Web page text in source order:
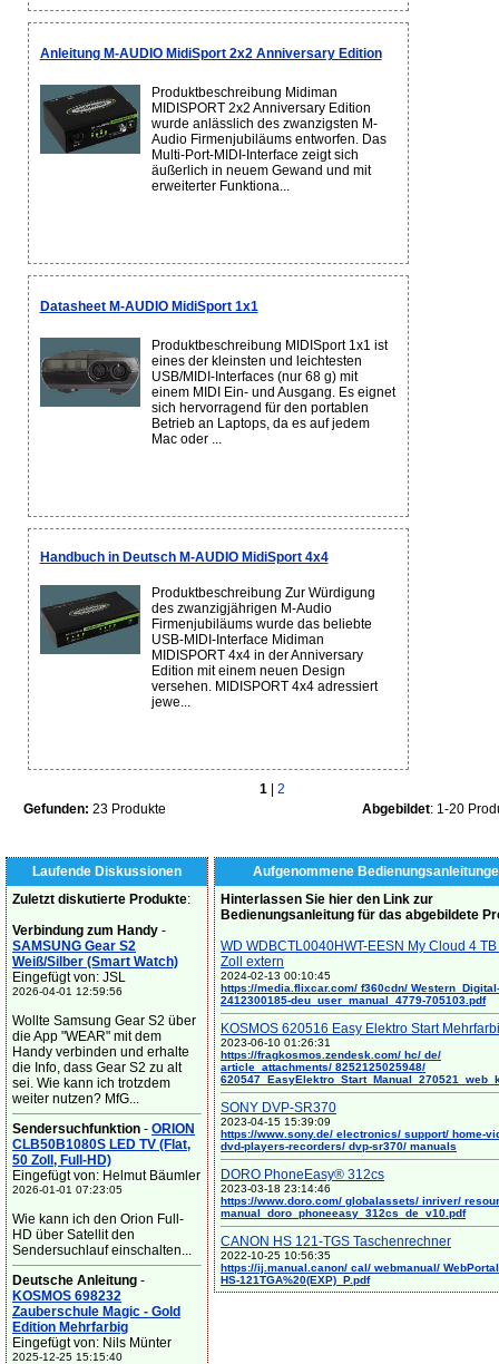
Anleitung M-AUDIO MidiSport 2x2 Anniversary Edition
Produktbeschreibung Midiman
MIDISPORT 2x2 Anniversary Edition
wurde anlässlich des zwanzigsten M-
Audio Firmenjubiläums entworfen. Das
Multi-Port-MIDI-Interface zeigt sich
äußerlich in neuem Gewand und mit
erweiterter Funktiona...
Datasheet M-AUDIO MidiSport 1x1
Produktbeschreibung MIDISport 1x1 ist
eines der kleinsten und leichtesten
USB/MIDI-Interfaces (nur 68 g) mit
einem MIDI Ein- und Ausgang. Es eignet
sich hervorragend für den portablen
Betrieb an Laptops, da es auf jedem
Mac oder ...
Handbuch in Deutsch M-AUDIO MidiSport 4x4
Produktbeschreibung Zur Würdigung
des zwanzigjährigen M-Audio
Firmenjubiläums wurde das beliebte
USB-MIDI-Interface Midiman
MIDISPORT 4x4 in der Anniversary
Edition mit einem neuen Design
versehen. MIDISPORT 4x4 adressiert
jewe...
1
2
Gefunden: 23 Produkte Abgebildet: 1-20
Laufende Diskussionen
Zuletzt diskutierte Produkte:
Verbindung zum Handy -
SAMSUNG Gear S2
Weiß/Silber (Smart Watch)
Eingefügt von: JSL
2026-04-01 12:59:56
Wollte Samsung Gear S2 über
die App "WEAR" mit dem
Handy verbinden und erhalte
die Info, dass Gear S2 zu alt
sei. Wie kann ich trotzdem
weiter nutzen? MfG...
Sendersuchfunktion - ORION
CLB50B1080S LED TV (Flat,
50 Zoll, Full-HD)
Eingefügt von: Helmut Bäumler
2026-01-01 07:23:05
Wie kann ich den Orion Full-
HD über Satellit den
Sendersuchlauf einschalten...
Deutsche Anleitung -
KOSMOS 698232
Zauberschule Magic - Gold
Edition Mehrfarbig
Eingefügt von: Nils Münter
2025-12-25 15:15:40
Aufgenommene
Hinterlassen Sie hier den Link zur
Bedienungsanleitung für das abgebildete
WD WDBCTL0040HWT-EESN My Cloud 4
Zoll extern
2024-02-13 00:10:45
https://media.flixcar.com/ f360cdn/ Western_Digital-
2412300185-deu_user_manual_4779-705103.pdf
KOSMOS 620516 Easy Elektro Start
2023-06-10 01:26:31
https://fragkosmos.zendesk.com/ hc/ de/
article_attachments/ 8252125025948/
SONY DVP-SR370
2023-04-15 15:39:09
https://www.sony.de/ electronics/ support/ home-
dvd-players-recorders/ dvp-sr370/ manuals
DORO PhoneEasy® 312cs
2023-03-18 23:14:46
https://www.doro.com/ globalassets/ inriver/
manual_doro_phoneeasy_312cs_de_v10.pdf
CANON HS 121-TGS Taschenrechner
2022-10-25 10:56:35
https://ij.manual.canon/ cal/ webmanual/
HS-121TGA%20(EXP)_P.pdf